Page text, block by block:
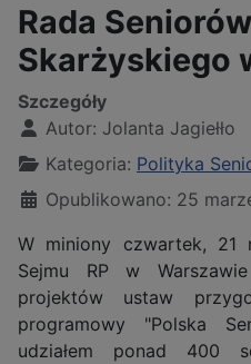
Rada
Skarżyskiego
Szczegóły
Autor: Jolanta Jagiełło
Kategoria: Polityka
Opublikowano: 25
W miniony czwartek, 21
Sejmu RP w
projektów ustaw
programowy "Polska
udziałem ponad 400